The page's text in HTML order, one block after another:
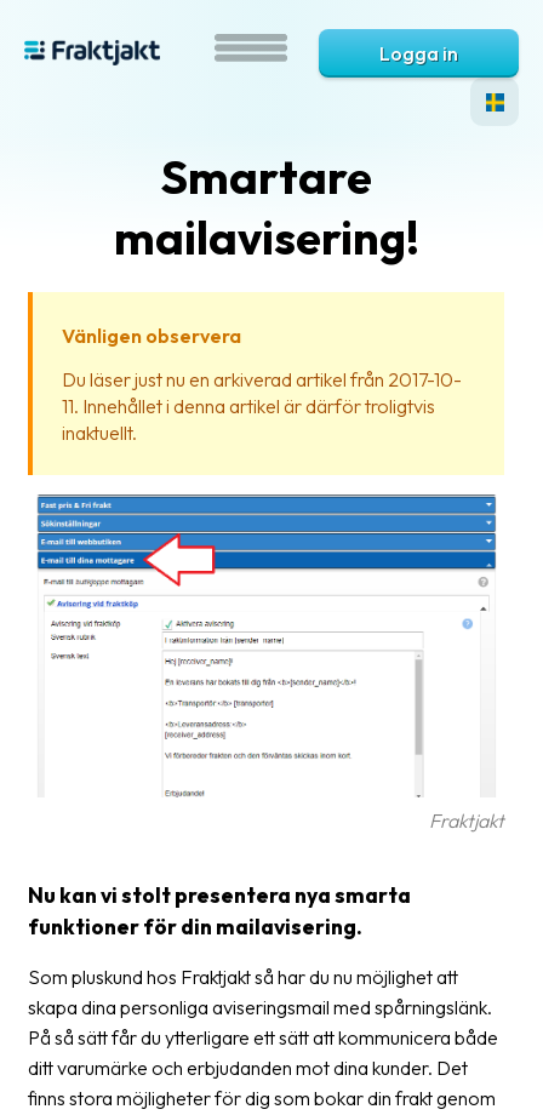
är
Fraktjakt?
Hjälp?
Vanliga
frågor
&
svar
Ordlista
Paketering
Frakthandlingar
Leveransvillkor
Manualer
Nedladdningar
Streckkodsläsare
Logga in
Smartare
mailavisering!
Vänligen observera
Du läser just nu en arkiverad artikel från 2017-10-
11. Innehållet i denna artikel är därför troligtvis
inaktuellt.
Fraktjakt
Nu kan vi stolt presentera nya smarta
funktioner för din mailavisering.
Som pluskund hos Fraktjakt så har du nu möjlighet att
skapa dina personliga aviseringsmail med spårningslänk.
På så sätt får du ytterligare ett sätt att kommunicera både
ditt varumärke och erbjudanden mot dina kunder. Det
finns stora möjligheter för dig som bokar din frakt genom